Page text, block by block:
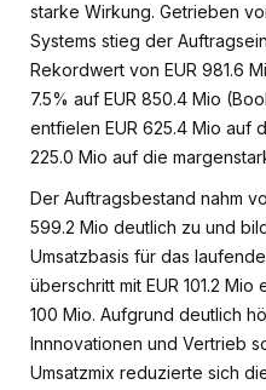
starke Wirkung. Getrieben
Systems stieg der
Rekordwert von EUR 981.6
7.5% auf EUR 850.4 Mio
entfielen EUR 625.4 Mio auf
225.0 Mio auf die
Der Auftragsbestand nahm
599.2 Mio deutlich zu und
Umsatzbasis für das
überschritt mit EUR 101.2
100 Mio. Aufgrund deutlich
Innnovationen und Vertrieb
Umsatzmix reduzierte sich